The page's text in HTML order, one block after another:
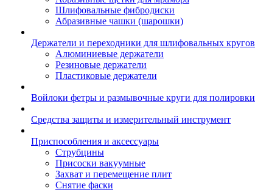
Шлифовальные фибродиски
Абразивные чашки (шарошки)
Держатели и переходники для шлифовальных кругов
Алюминиевые держатели
Резиновые держатели
Пластиковые держатели
Войлоки фетры и размывочные круги для полировки
Средства защиты и измерительный инструмент
Приспособления и аксессуары
Струбцины
Присоски вакуумные
Захват и перемещение плит
Снятие фаски